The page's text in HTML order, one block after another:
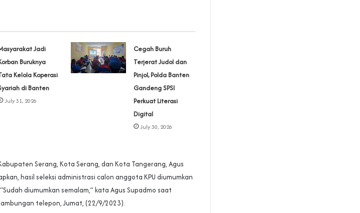
Jadi
Buruknya
Kelola Koperasi
di Banten
July 31, 2026
Cegah Buruh
Terjerat Judol dan
Pinjol, Polda Banten
Gandeng SPSI
Perkuat Literasi
Digital
July 30, 2026
Serang, Kota Serang, dan Kota Tangerang, Agus
hasil seleksi administrasi calon anggota KPU diumumkan
diumumkan semalam,” kata Agus Supadmo saat
telepon, Jumat, (22/9/2023).